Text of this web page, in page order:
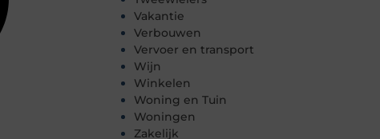
Vakantie
Verbouwen
Vervoer en transport
Wijn
Winkelen
Woning en Tuin
Woningen
Zakelijk